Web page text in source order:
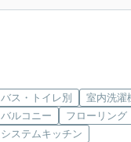
バス・トイレ別 室内洗濯
バルコニー
フローリング
システムキッチン